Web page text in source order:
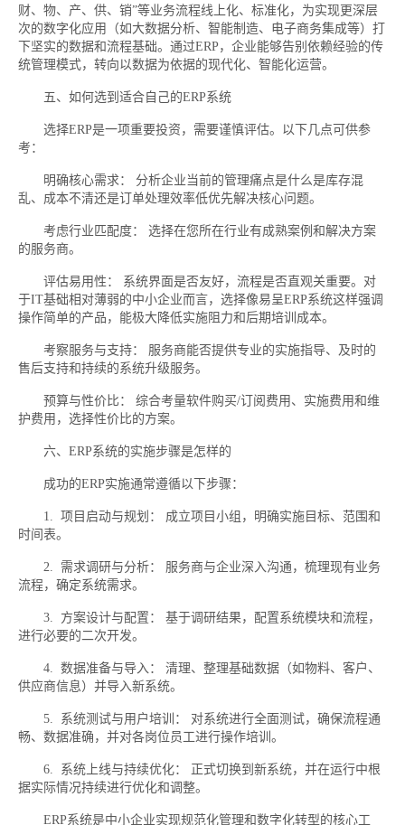
财、物、产、供、销”等业务流程线上化、标准化，为实现更深层
次的数字化应用（如大数据分析、智能制造、电子商务集成等）打
下坚实的数据和流程基础。通过ERP，企业能够告别依赖经验的传
统管理模式，转向以数据为依据的现代化、智能化运营。
五、如何选到适合自己的ERP系统
选择ERP是一项重要投资，需要谨慎评估。以下几点可供参
考：
明确核心需求： 分析企业当前的管理痛点是什么是库存混
乱、成本不清还是订单处理效率低优先解决核心问题。
考虑行业匹配度： 选择在您所在行业有成熟案例和解决方案
的服务商。
评估易用性： 系统界面是否友好，流程是否直观关重要。对
于IT基础相对薄弱的中小企业而言，选择像易呈ERP系统这样强调
操作简单的产品，能极大降低实施阻力和后期培训成本。
考察服务与支持： 服务商能否提供专业的实施指导、及时的
售后支持和持续的系统升级服务。
预算与性价比： 综合考量软件购买/订阅费用、实施费用和维
护费用，选择性价比的方案。
六、ERP系统的实施步骤是怎样的
成功的ERP实施通常遵循以下步骤：
1. 项目启动与规划： 成立项目小组，明确实施目标、范围和
时间表。
2. 需求调研与分析： 服务商与企业深入沟通，梳理现有业务
流程，确定系统需求。
3. 方案设计与配置： 基于调研结果，配置系统模块和流程，
进行必要的二次开发。
4. 数据准备与导入： 清理、整理基础数据（如物料、客户、
供应商信息）并导入新系统。
5. 系统测试与用户培训： 对系统进行全面测试，确保流程通
畅、数据准确，并对各岗位员工进行操作培训。
6. 系统上线与持续优化： 正式切换到新系统，并在运行中根
据实际情况持续进行优化和调整。
ERP系统是中小企业实现规范化管理和数字化转型的核心工